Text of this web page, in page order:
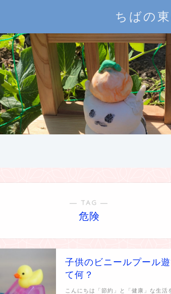
ちばの
― TAG ―
危険
子供のビニールプール
て何？
こんにちは「節約」と「健康」な生活